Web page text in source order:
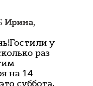
Ирина,
у
раз
на 14
суббота.